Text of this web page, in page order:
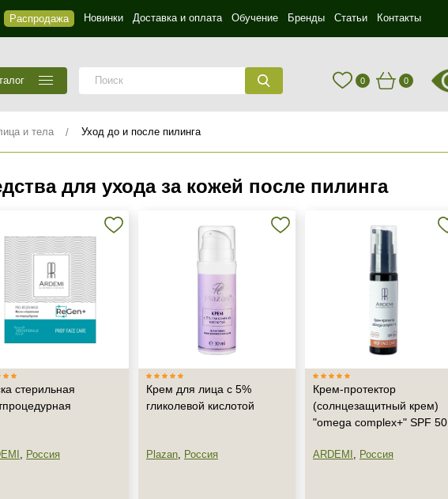
Распродажа Новинки Доставка и оплата Обучение Бренды Статьи Контакты
0 0
и тела Уход до и после пилинга
для ухода за кожей после пилинга
стерильная
, Россия
Крем для лица с 5%
гликолевой кислотой
Plazan, Россия
Крем-протектор
(солнцезащитный крем)
"omega complex+" SPF 50
ARDEMI , Россия